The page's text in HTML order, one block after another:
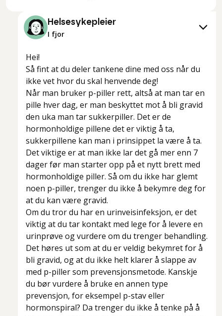
Helsesykepleier
I fjor
Hei!
Så fint at du deler tankene dine med oss når du
ikke vet hvor du skal henvende deg!
Når man bruker p-piller rett, altså at man tar en
pille hver dag, er man beskyttet mot å bli gravid
den uka man tar sukkerpiller. Det er de
hormonholdige pillene det er viktig å ta,
sukkerpillene kan man i prinsippet la være å ta.
Det viktige er at man ikke lar det gå mer enn 7
dager før man starter opp på et nytt brett med
hormonholdige piller. Så om du ikke har glemt
noen p-piller, trenger du ikke å bekymre deg for
at du kan være gravid.
Om du tror du har en urinveisinfeksjon, er det
viktig at du tar kontakt med lege for å levere en
urinprøve og vurdere om du trenger behandling.
Det høres ut som at du er veldig bekymret for å
bli gravid, og at du ikke helt klarer å slappe av
med p-piller som prevensjonsmetode. Kanskje
du bør vurdere å bruke en annen type
prevensjon, for eksempel p-stav eller
hormonspiral? Da trenger du ikke å tenke på å